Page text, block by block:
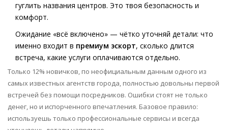
гуглить названия центров. Это твоя безопасность и
комфорт.
Ожидание «всё включено» — чётко уточняй детали: что
именно входит в премиум эскорт, сколько длится
встреча, какие услуги оплачиваются отдельно.
Только 12% новичков, по неофициальным данным одного из
самых известных агентств города, полностью довольны первой
встречей без помощи посредников. Ошибки стоят не только
денег, но и испорченного впечатления. Базовое правило:
используешь только профессиональные сервисы и всегда